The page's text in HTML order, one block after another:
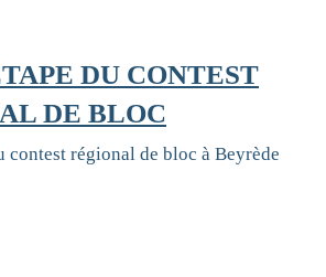
DU CONTEST
DE BLOC
contest régional de bloc à Beyrède